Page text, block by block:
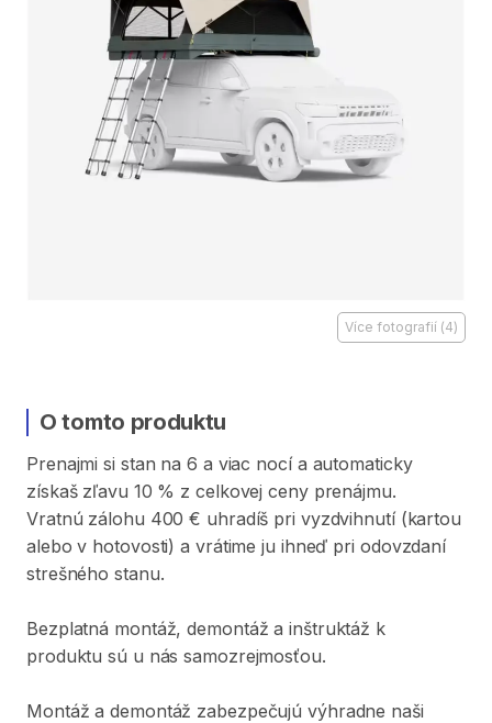
Více fotografií (4)
O tomto produktu
Prenajmi si stan na 6 a viac nocí a automaticky
získaš zľavu 10 % z celkovej ceny prenájmu.
Vratnú zálohu 400 € uhradíš pri vyzdvihnutí (kartou
alebo v hotovosti) a vrátime ju ihneď pri odovzdaní
strešného stanu.
Bezplatná montáž​,​ demontáž a inštruktáž k
produktu sú u nás samozrejmosťou.
Montáž a demontáž zabezpečujú výhradne naši